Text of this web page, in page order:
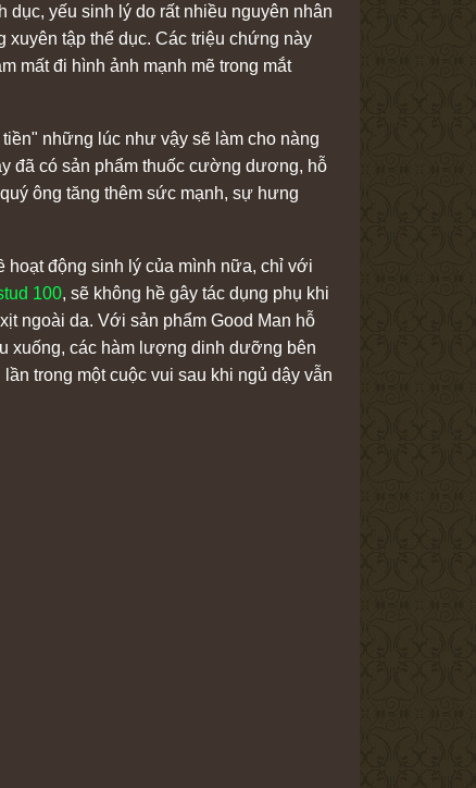
yếu sinh lý do rất nhiều nguyên nhân
tập thể dục. Các triệu chứng này
mất đi hình ảnh mạnh mẽ trong mắt
những lúc như vậy sẽ làm cho nàng
đã có sản phẩm thuốc cường dương, hỗ
ông tăng thêm sức mạnh, sự hưng
động sinh lý của mình nữa, chỉ với
100, sẽ không hề gây tác dụng phụ khi
ngoài da. Với sản phẩm Good Man hỗ
xuống, các hàm lượng dinh dưỡng bên
trong một cuộc vui sau khi ngủ dậy vẫn